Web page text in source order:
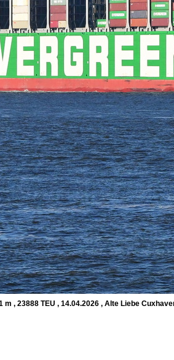
, 23888 TEU , 14.04.2026 , Alte Liebe